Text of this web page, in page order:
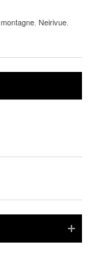
montagne Neirivue